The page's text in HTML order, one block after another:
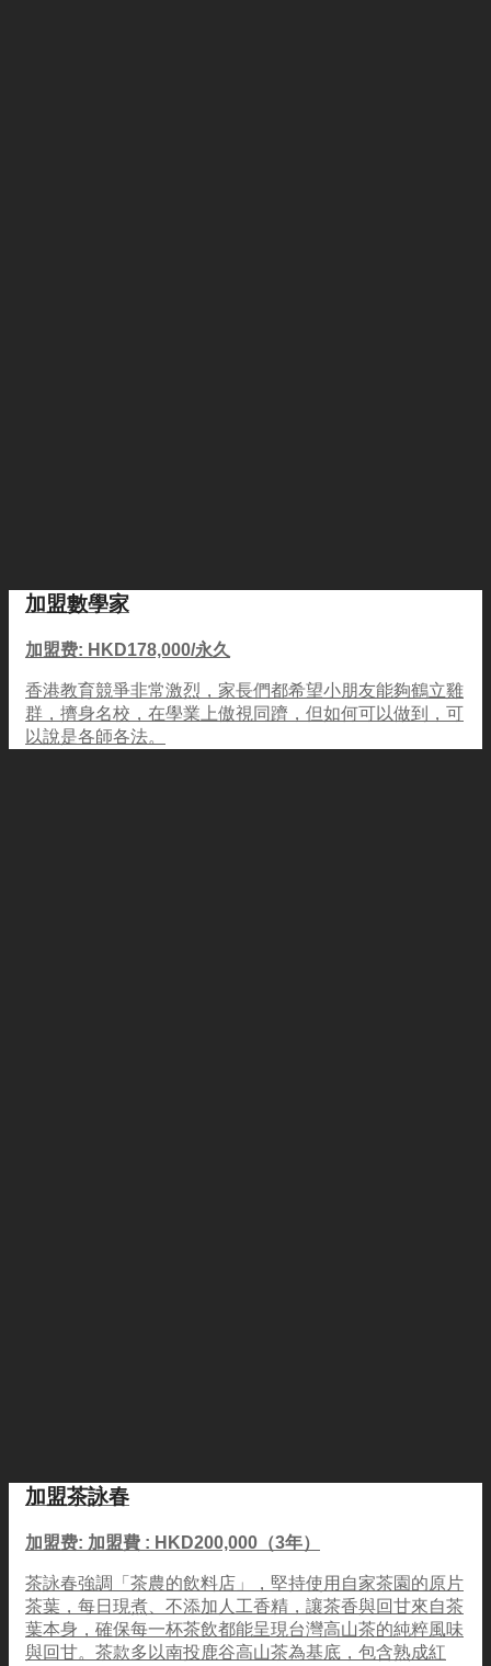
加盟數學家
加盟费: HKD178,000/永久
香港教育競爭非常激烈，家長們都希望小朋友能夠鶴立雞
群，擠身名校，在學業上傲視同躋，但如何可以做到，可
以說是各師各法。
加盟茶詠春
加盟费: 加盟費 : HKD200,000（3年）
茶詠春強調「茶農的飲料店」，堅持使用自家茶園的原片
茶葉，每日現煮、不添加人工香精，讓茶香與回甘來自茶
葉本身，確保每一杯茶飲都能呈現台灣高山茶的純粹風味
與回甘。茶款多以南投鹿谷高山茶為基底，包含熟成紅